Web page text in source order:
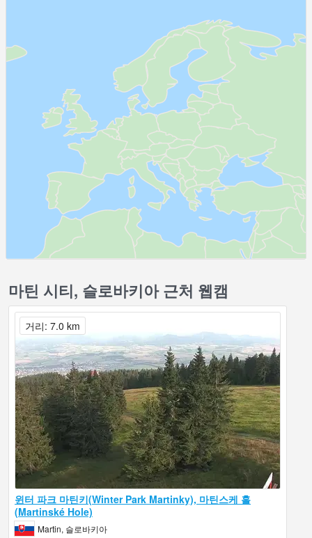
마틴 시티, 슬로바키아 근처 웹캠
윈터 파크 마틴키(Winter Park Martinky), 마틴스케 홀
(Martinské Hole)
Martin, 슬로바키아
거리: 7.0 km